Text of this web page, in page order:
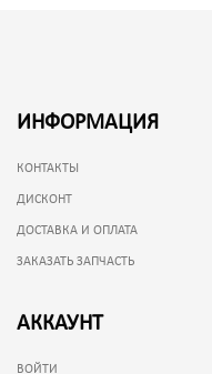
ИНФОРМАЦИЯ
КОНТАКТЫ
ДИСКОНТ
ДОСТАВКА И ОПЛАТА
ЗАКАЗАТЬ ЗАПЧАСТЬ
АККАУНТ
ВОЙТИ